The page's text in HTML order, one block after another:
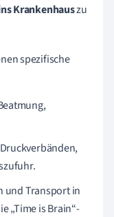
Krankenhauszu
spezifische
und Transport in
„Time is Brain“-